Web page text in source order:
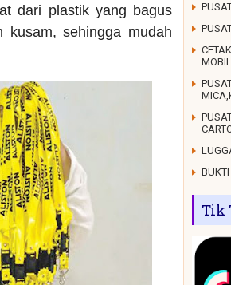
dari plastik yang bagus
kusam, sehingga mudah
MOBIL
Tik